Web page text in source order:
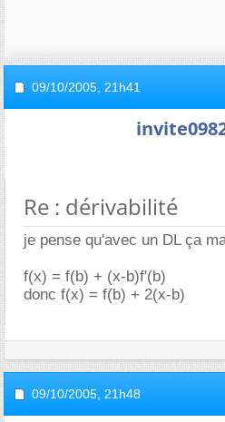
09/10/2005, 21h41
Re : dérivabilité
je pense qu'avec un DL ça
f(x) = f(b) + (x-b)f'(b)
donc f(x) = f(b) + 2(x-b)
09/10/2005, 21h48